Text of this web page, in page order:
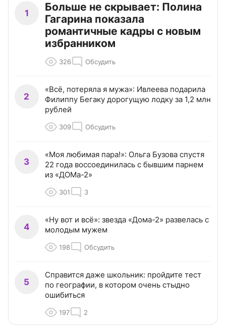
1
Больше не скрывает: Полина
Гагарина показала
романтичные кадры с новым
избранником
326 Обсудить
2
«Всё, потеряла я мужа»: Ивлеева подарила
Филиппу Бегаку дорогущую лодку за 1,2 млн
рублей
309 Обсудить
3
«Моя любимая пара!»: Ольга Бузова спустя
22 года воссоединилась с бывшим парнем
из «ДОМа-2»
301 3
4
«Ну вот и всё»: звезда «Дома-2» развелась с
молодым мужем
198 Обсудить
5
Справится даже школьник: пройдите тест
по географии, в котором очень стыдно
ошибиться
197 2